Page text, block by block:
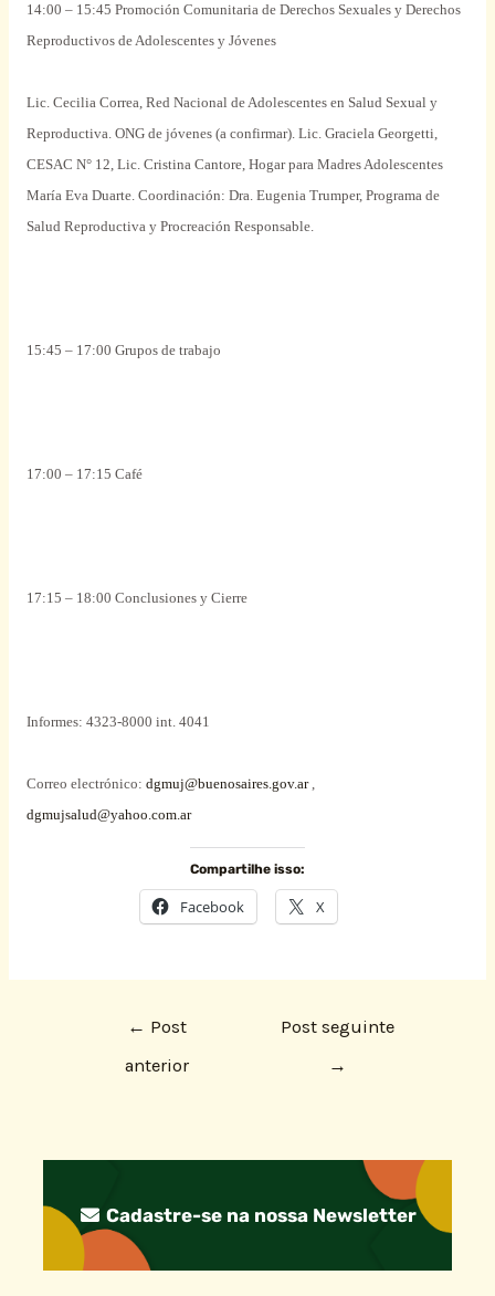
14:00 – 15:45 Promoción Comunitaria de Derechos Sexualesy Derechos
Reproductivos deAdolescentesy Jóvenes
Lic. Cecilia Correa, Red Nacional deAdolescentesen Salud Sexual y
Reproductiva. ONG de jóvenes (a confirmar). Lic. Graciela Georgetti,
CESAC N° 12, Lic. Cristina Cantore, Hogarpara MadresAdolescentes
María Eva Duarte. Coordinación: Dra. EugeniaTrumper, Programade
Salud Reproductiva y Procreación Responsable.
15:45 – 17:00 Gruposde trabajo
17:00 – 17:15 Café
17:15 – 18:00 Conclusiones y Cierre
Informes: 4323-8000 int. 4041
Correo electrónico: dgmuj@buenosaires.gov.ar,
dgmujsalud@yahoo.com.ar
Compartilhe isso:
Facebook X
← Post
anterior
Post seguinte
→
Cadastre-se na nossa Newsletter